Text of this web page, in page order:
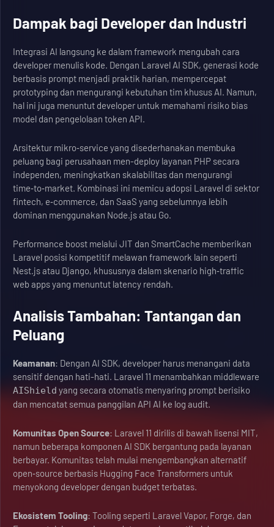
Dampak bagi Developer dan Industri
Integrasi AI langsung ke dalam framework mengubah cara
developer menulis kode. Dengan Laravel AI SDK, generasi kode
berbasis prompt menjadi praktik harian, mempercepat
prototyping dan mengurangi kebutuhan tim khusus AI. Namun,
hal ini juga menuntut developer untuk memahami risiko bias
model dan pengelolaan token API.
Arsitektur mikro‑service yang disederhanakan membuka
peluang bagi perusahaan men-deploy layanan PHP secara
independen, meningkatkan skalabilitas dan mengurangi
time‑to‑market. Kombinasi ini memicu adopsi Laravel di sektor
fintech, e‑commerce, dan SaaS yang sebelumnya lebih
dominan menggunakan Node.js atau Go.
Performance boost melalui JIT dan SmartCache memberikan
Laravel posisi kompetitif melawan framework lain seperti
Nest.js atau Django, khususnya dalam skenario high‑traffic
web apps yang menuntut latency rendah.
Analisis Tambahan: Tantangan dan
Peluang
Keamanan: Dengan AI SDK, developer harus menangani data
sensitif dengan hati-hati. Laravel 11 menambahkan middleware
AIShield yang secara otomatis menyaring prompt berisiko
dan mencatat semua panggilan API AI ke log audit.
Komunitas Open Source: Laravel 11 dirilis di bawah lisensi MIT,
namun beberapa komponen AI SDK bergantung pada layanan
berbayar. Komunitas telah mulai mengembangkan alternatif
open‑source berbasis Hugging Face Transformers untuk
menyokong developer dengan budget terbatas.
Ekosistem Tooling: Tooling seperti Laravel Vapor, Forge, dan